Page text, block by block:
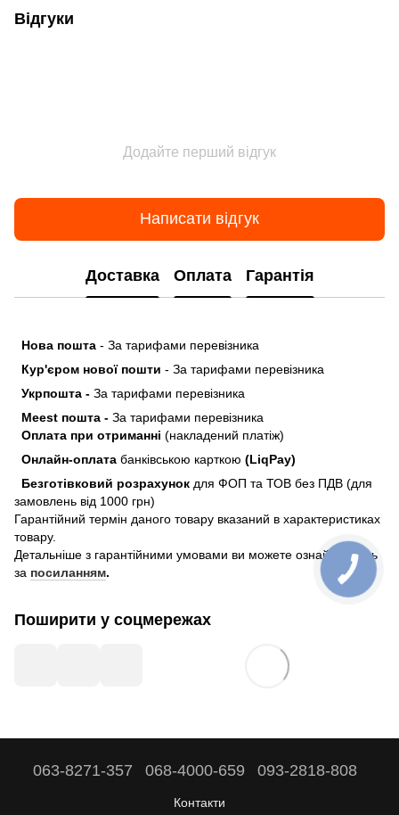
Відгуки
Додайте перший відгук
Написати відгук
Доставка Оплата Гарантія
Нова пошта - За тарифами перевізника
Кур'єром нової пошти - За тарифами перевізника
Укрпошта - За тарифами перевізника
Meest пошта - За тарифами перевізника
Оплата при отриманні (накладений платіж)
Онлайн-оплата банківською карткою (LiqPay)
Безготівковий розрахунок для ФОП та ТОВ без ПДВ (для
замовлень від 1000 грн)
Гарантійний термін даного товару вказаний в характеристиках
товару.
Детальніше з гарантійними умовами ви можете ознайомитись
за посиланням.
Поширити у соцмережах
063-8271-357 068-4000-659 093-2818-808
Контакти